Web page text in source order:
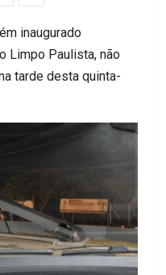
inaugurado
Limpo Paulista, não
tarde desta quinta-